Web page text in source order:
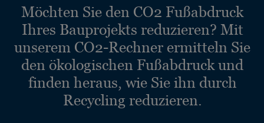
Möchten Sie den CO2 Fußabdruck
Ihres Bauprojekts reduzieren? Mit
unserem CO2-Rechner ermitteln Sie
den ökologischen Fußabdruck und
finden heraus, wie Sie ihn durch
Recycling reduzieren.